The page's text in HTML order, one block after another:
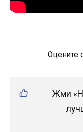
Оцените
Жми